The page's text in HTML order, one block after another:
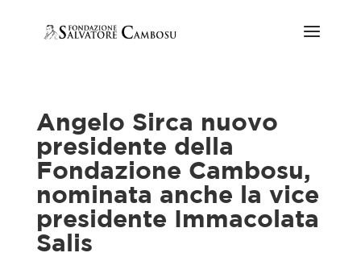
Angelo Sirca nuovo
presidente della
Fondazione Cambosu,
nominata anche la vice
presidente Immacolata
Salis